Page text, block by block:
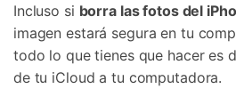
Incluso si borra las fotos del
imagen estará segura en tu
todo lo que tienes que hacer es
de tu iCloud a tu computadora.